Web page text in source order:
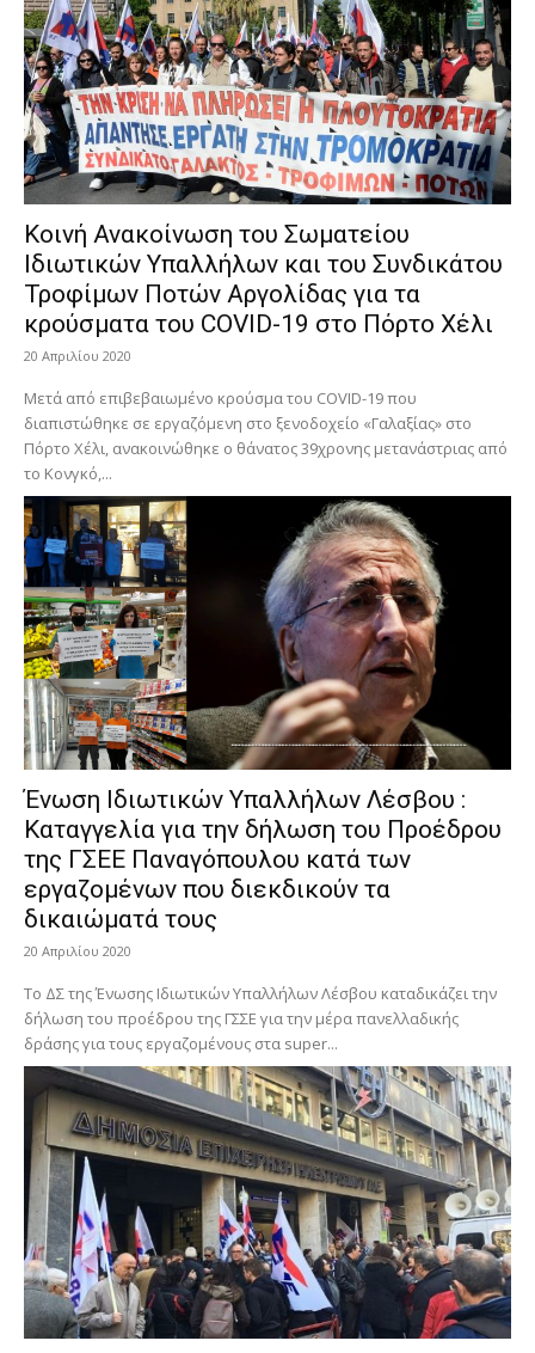
Κοινή Ανακοίνωση του Σωματείου
Ιδιωτικών Υπαλλήλων και του Συνδικάτου
Τροφίμων Ποτών Αργολίδας για τα
κρούσματα του COVID-19 στο Πόρτο Χέλι
20 Απριλίου 2020
Μετά από επιβεβαιωμένο κρούσμα του COVID-19 που
διαπιστώθηκε σε εργαζόμενη στο ξενοδοχείο «Γαλαξίας» στο
Πόρτο Χέλι, ανακοινώθηκε ο θάνατος 39χρονης μετανάστριας από
το Κονγκό,...
Ένωση Ιδιωτικών Υπαλλήλων Λέσβου :
Καταγγελία για την δήλωση του Προέδρου
της ΓΣΕΕ Παναγόπουλου κατά των
εργαζομένων που διεκδικούν τα
δικαιώματά τους
20 Απριλίου 2020
Το ΔΣ της Ένωσης Ιδιωτικών Υπαλλήλων Λέσβου καταδικάζει την
δήλωση του προέδρου της ΓΣΣΕ για την μέρα πανελλαδικής
δράσης για τους εργαζομένους στα super...